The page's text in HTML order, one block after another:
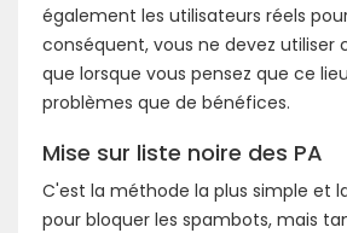
également les utilisateurs réels
conséquent, vous ne devez
que lorsque vous pensez que ce
problèmes que de bénéfices.
Mise sur liste noire des PA
C'est la méthode la plus simple et
pour bloquer les spambots, mais